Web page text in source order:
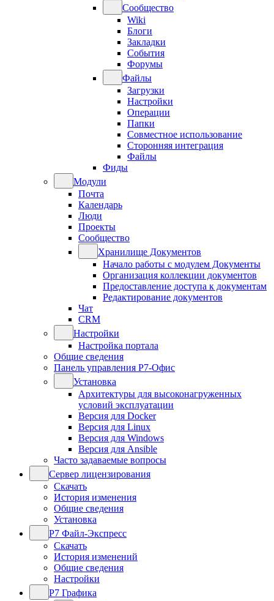
Сообщество
Wiki
Блоги
Закладки
События
Форумы
Файлы
Загрузки
Настройки
Операции
Папки
Совместное использование
Сторонняя интеграция
Файлы
Фиды
Модули
Почта
Календарь
Люди
Проекты
Сообщество
Хранилище Документов
Начало работы с модулем Документы
Организация коллекции документов
Предоставление доступа к документам
Редактирование документов
Чат
CRM
Настройки
Настройка портала
Общие сведения
Панель управления Р7-Офис
Установка
Архитектуры для высоконагруженных
условий эксплуатации
Версия для Docker
Версия для Linux
Версия для Windows
Версия для Ansible
Часто задаваемые вопросы
Сервер лицензирования
Скачать
История изменения
Общие сведения
Установка
Р7 Файл-Экспресс
Скачать
История изменений
Общие сведения
Настройки
Р7 Графика